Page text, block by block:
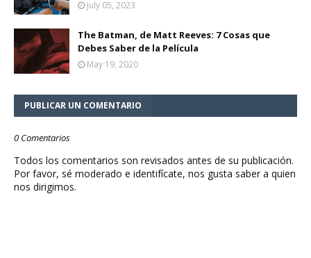
July 05, 2023
The Batman, de Matt Reeves: 7 Cosas que
Debes Saber de la Película
May 19, 2020
PUBLICAR UN COMENTARIO
0 Comentarios
Todos los comentarios son revisados antes de su publicación.
Por favor, sé moderado e identifícate, nos gusta saber a quien
nos dirigimos.